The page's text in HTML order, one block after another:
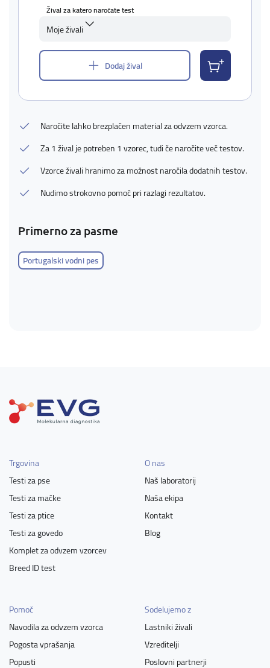
Žival za katero naročate test
Moje živali
Dodaj žival
Naročite lahko brezplačen material za odvzem vzorca.
Za 1 žival je potreben 1 vzorec, tudi če naročite več testov.
Vzorce živali hranimo za možnost naročila dodatnih testov.
Nudimo strokovno pomoč pri razlagi rezultatov.
Primerno za pasme
Portugalski vodni pes
Trgovina
Testi za pse
Testi za mačke
Testi za ptice
Testi za govedo
Komplet za odvzem vzorcev
Breed ID test
O nas
Naš laboratorij
Naša ekipa
Kontakt
Blog
Pomoč
Navodila za odvzem vzorca
Pogosta vprašanja
Popusti
Sodelujemo z
Lastniki živali
Vzreditelji
Poslovni partnerji